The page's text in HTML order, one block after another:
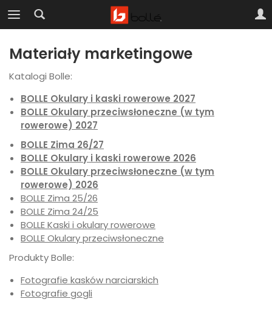
Materiały marketingowe
Katalogi Bolle:
BOLLE Okulary i kaski rowerowe 2027
BOLLE Okulary przeciwsłoneczne (w tym
rowerowe) 2027
BOLLE Zima 26/27
BOLLE Okulary i kaski rowerowe 2026
BOLLE Okulary przeciwsłoneczne (w tym
rowerowe) 2026
BOLLE Zima 25/26
BOLLE Zima 24/25
BOLLE Kaski i okulary rowerowe
BOLLE Okulary przeciwsłoneczne
Produkty Bolle:
Fotografie kasków narciarskich
Fotografie gogli